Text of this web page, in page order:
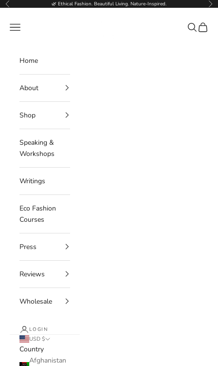
Skip to content
Previous 🌿 Ethical Fashion. Beautiful Living. Nature-Inspired.
Navigation menu Search
Cart
Home
About
Shop
Speaking &
Workshops
Writings
Eco Fashion
Courses
Press
Reviews
Wholesale
LOGIN
USD $
Country
Afghanistan